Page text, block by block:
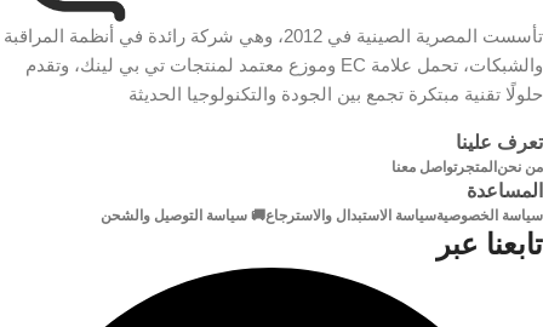
شكل
الكابل
دائري
الخامة
الموصلات مطلية بالذهب
كبل
Riud المحمي النحاس النقي عزل
شكل
الكابل
تأسست المصرية الصينية في 2012، وهي شركة رائدة في أنظمة المراقبة
والشبكات، تحمل علامة EC وموزع معتمد لمنتجات تي بي لينك، وتقدم
حلولًا تقنية مبتكرة تجمع بين الجودة والتكنولوجيا الحديثة
تعرف علينا
من نحنالمتجرتواصل معنا
المساعدة
سياسة الخصوصيةسياسة الاستبدال والاسترجاع🚚 سياسة التوصيل والشحن
تابعنا عبر